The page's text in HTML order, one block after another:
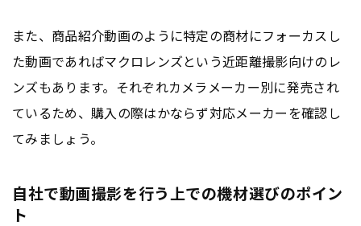
また、商品紹介動画のように特定の商材にフォーカスし
た動画であればマクロレンズという近距離撮影向けのレ
ンズもあります。それぞれカメラメーカー別に発売され
ているため、購入の際はかならず対応メーカーを確認し
てみましょう。
自社で動画撮影を行う上での機材選びのポイン
ト